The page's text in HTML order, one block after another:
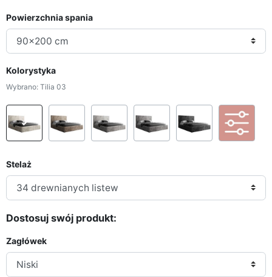
Powierzchnia spania
Kolorystyka
Wybrano: Tilia 03
Tilia 03 Tilia 100
Stelaż
Dostosuj swój produkt:
Zagłówek